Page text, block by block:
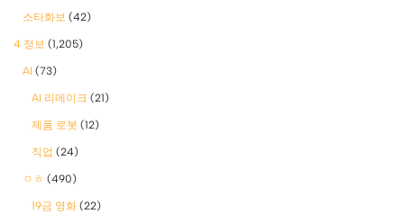
스타화보 (42)
4 정보 (1,205)
AI (73)
AI 리메이크 (21)
제품 로봇 (12)
직업 (24)
ㅇㅎ (490)
19금 영화 (22)